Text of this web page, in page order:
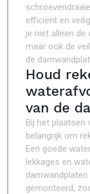
efficiënt en
je niet alleen
maar ook de
de
Houd
van de
Bij het plaatsen
belangrijk om
Een goede
lekkages en
gemonteerd,